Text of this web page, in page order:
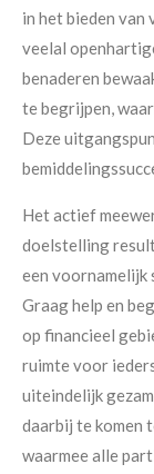
in het bieden van
veelal
benaderen
te begrijpen,
Deze
Het actief
doelstelling
een voornamelijk
Graag help en
op financieel
ruimte voor
uiteindelijk
daarbij te komen
waarmee alle